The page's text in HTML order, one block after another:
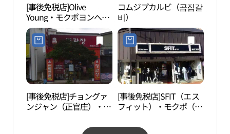
[事後免税店]Olive
Young・モクポヨンへ
（木浦龍海）店(올리브
영 목포용해점)
コムジプカルビ（곰집갈
비）
[事後免税店]チョングァ
ンジャン（正官庄）・ブ
[事後免税店]SFIT（エス
フィット）・モクポ（木